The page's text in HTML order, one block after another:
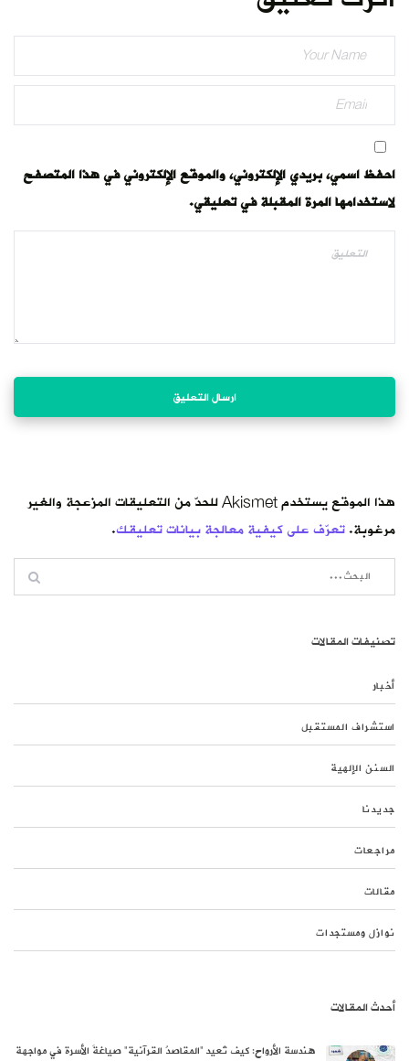
احفظ اسمي، بريدي الإلكتروني، والموقع الإلكتروني في هذا المتصفح
لاستخدامها المرة المقبلة في تعليقي.
هذا الموقع يستخدم Akismet للحدّ من التعليقات المزعجة والغير
مرغوبة.تعرّف على كيفية معالجة بيانات تعليقك.
تصنيفات المقالات
أخبار
استشراف المستقبل
السنن الإلهية
جديدنا
مراجعات
مقالات
نوازل ومستجدات
أحدث المقالات
هندسة الأرواح: كيف تُعيد “المقاصدُ القرآنية” صياغةَ الأسرة في مواجهة